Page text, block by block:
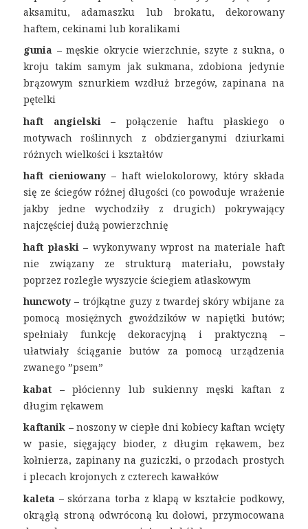
aksamitu, adamaszku lub brokatu, dekorowany
haftem, cekinami lub koralikami
gunia –męskie okrycie wierzchnie, szyte z sukna, o
kroju takim samym jak sukmana, zdobiona jedynie
brązowym sznurkiem wzdłuż brzegów, zapinana na
pętelki
haft angielski – połączenie haftu płaskiego o
motywach roślinnych z obdzierganymi dziurkami
różnych wielkości i kształtów
haft cieniowany – haft wielokolorowy, który składa
się ze ściegów różnej długości (co powoduje wrażenie
jakby jedne wychodziły z drugich) pokrywający
najczęściej dużą powierzchnię
haft płaski – wykonywany wprost na materiale haft
nie związany ze strukturą materiału, powstały
poprzez rozległe wyszycie ściegiem atłaskowym
huncwoty – trójkątne guzy z twardej skóry wbijane za
pomocą mosiężnych gwoździków w napiętki butów;
spełniały funkcję dekoracyjną i praktyczną –
ułatwiały ściąganie butów za pomocą urządzenia
zwanego ”psem”
kabat –płócienny lub sukienny męski kaftan z
długim rękawem
kaftanik – noszony w ciepłe dni kobiecy kaftan wcięty
w pasie, sięgający bioder, z długim rękawem, bez
kołnierza, zapinany na guziczki, o przodach prostych
i plecach krojonych z czterech kawałków
kaleta –skórzana torba z klapą w kształcie podkowy,
okrągłą stroną odwróconą ku dołowi, przymocowana